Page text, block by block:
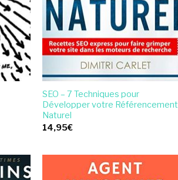
SEO – 7 Techniques pour
Développer votre Référencement
Naturel
14,95€